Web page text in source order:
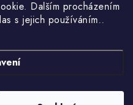
Dalším procházením
s jejich používáním..
práva vyhrazena.